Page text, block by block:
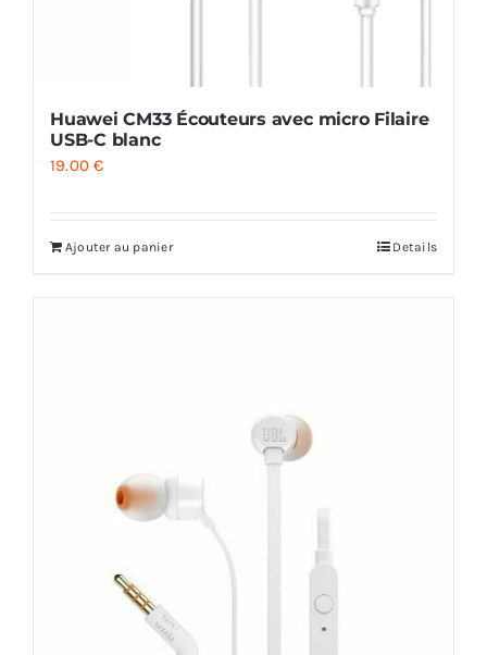
Huawei CM33 Écouteurs avec micro Filaire
USB-C blanc
19.00€
Ajouter au panier Details